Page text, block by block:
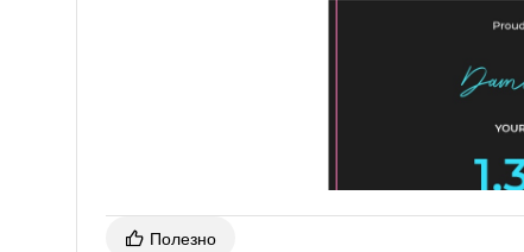
Полезно